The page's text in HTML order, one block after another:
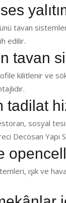
tavan
edilir.
tavan
kilitlenir ve
tadilat
sosyal
Decosan Yapı
ışık ve